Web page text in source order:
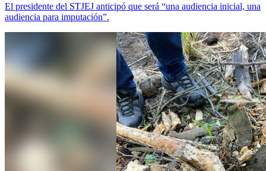
El presidente del STJEJ anticipó que será “una audiencia inicial, una
audiencia para imputación”.